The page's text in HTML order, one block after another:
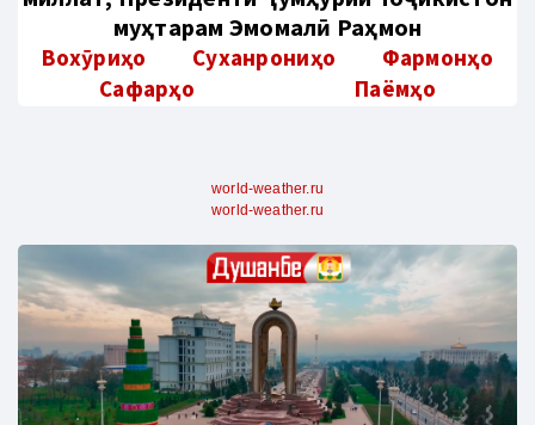
муҳтарам Эмомалӣ Раҳмон
Вохӯриҳо Суханрониҳо
Фармонҳо
Сафарҳо
Паёмҳо
world-weather.ru
world-weather.ru